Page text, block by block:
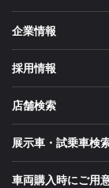
企業情報
採用情報
店舗検索
展示車・試乗車検
車両購入時にご用